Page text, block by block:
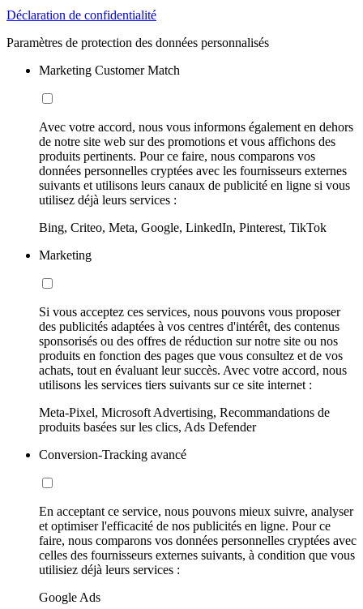
Déclaration de confidentialité
Paramètres de protection des données personnalisés
Marketing Customer Match
Avec votre accord, nous vous informons également en dehors
de notre site web sur des promotions et vous affichons des
produits pertinents. Pour ce faire, nous comparons vos
données personnelles cryptées avec les fournisseurs externes
suivants et utilisons leurs canaux de publicité en ligne si vous
utilisez déjà leurs services :
Bing, Criteo, Meta, Google, LinkedIn, Pinterest, TikTok
Marketing
Si vous acceptez ces services, nous pouvons vous proposer
des publicités adaptées à vos centres d'intérêt, des contenus
sponsorisés ou des offres de réduction sur notre site ou nos
produits en fonction des pages que vous consultez et de vos
achats, tout en évaluant leur succès. Avec votre accord, nous
utilisons les services tiers suivants sur ce site internet :
Meta-Pixel, Microsoft Advertising, Recommandations de
produits basées sur les clics, Ads Defender
Conversion-Tracking avancé
En acceptant ce service, nous pouvons mieux suivre, analyser
et optimiser l'efficacité de nos publicités en ligne. Pour ce
faire, nous comparons vos données personnelles cryptées avec
celles des fournisseurs externes suivants, à condition que vous
utilisiez déjà leurs services :
Google Ads